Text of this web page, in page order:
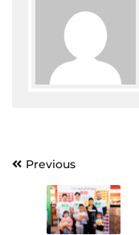
PostPrevious